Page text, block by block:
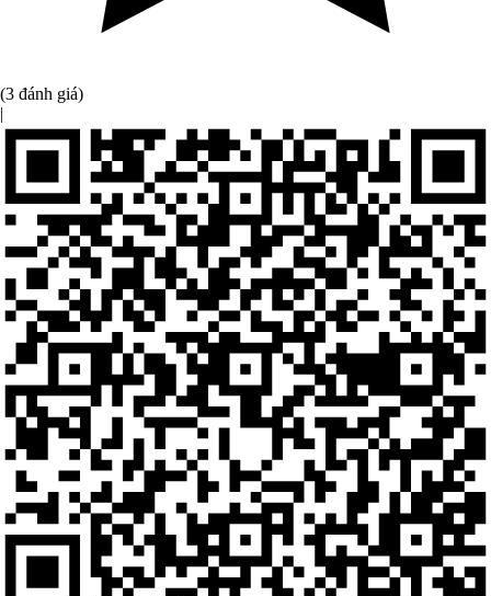
(3 đánh giá)
|